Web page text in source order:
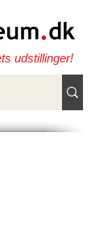
udstillinger!